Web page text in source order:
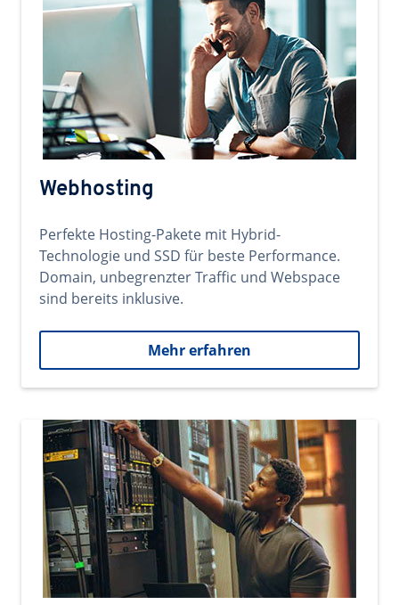
Webhosting
Perfekte Hosting-Pakete mit Hybrid-
Technologie und SSD für beste Performance.
Domain, unbegrenzter Traffic und Webspace
sind bereits inklusive.
Mehr erfahren